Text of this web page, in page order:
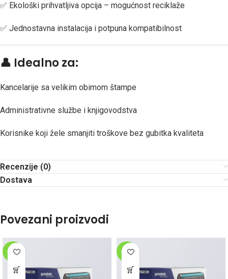
✅ Ekološki prihvatljiva opcija – mogućnost reciklaže
✅ Jednostavna instalacija i potpuna kompatibilnost
👤 Idealno za:
Kancelarije sa velikim obimom štampe
Administrativne službe i knjigovodstva
Korisnike koji žele smanjiti troškove bez gubitka kvaliteta
Recenzije (0)
Dostava
Povezani proizvodi
-13% -20%